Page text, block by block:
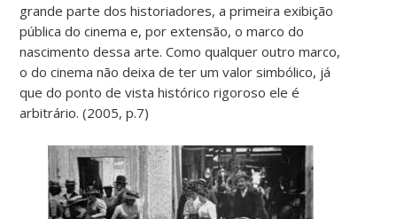
grande parte dos historiadores, a primeira exibição
pública do cinema e, por extensão, o marco do
nascimento dessa arte. Como qualquer outro marco,
o do cinema não deixa de ter um valor simbólico, já
que do ponto de vista histórico rigoroso ele é
arbitrário. (2005, p.7)